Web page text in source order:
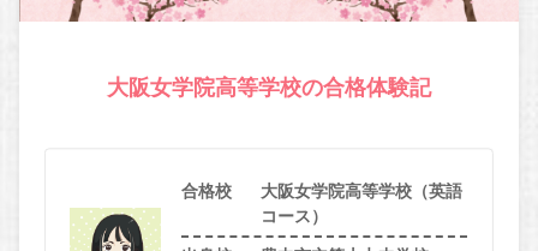
大阪女学院高等学校の合格体験記
合格校
大阪女学院高等学校（英語
コース）